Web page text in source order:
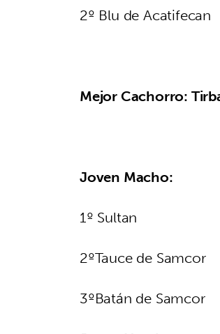
2º Blu de Acatifecan
Mejor Cachorro:
Joven Macho:
1º Sultan
2ºTauce de Samcor
3ºBatán de Samcor